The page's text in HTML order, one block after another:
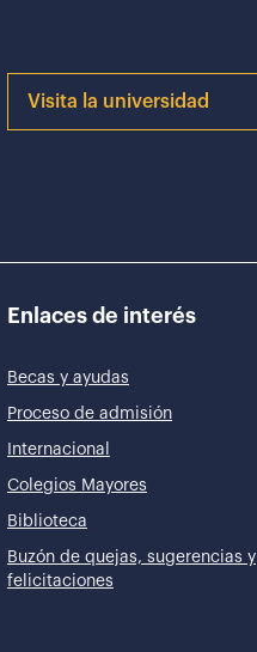
Visita la universidad
Enlaces de interés
Becas y ayudas
Proceso de admisión
Internacional
Colegios Mayores
Biblioteca
Buzón de quejas, sugerencias y
felicitaciones